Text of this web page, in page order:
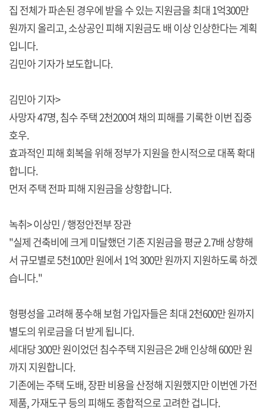
집 전체가 파손된 경우에 받을 수 있는 지원금을 최대 1억300만
원까지 올리고, 소상공인 피해 지원금도 배 이상 인상한다는 계획
입니다.
김민아 기자가 보도합니다.
김민아 기자>
사망자 47명, 침수 주택 2천200여 채의 피해를 기록한 이번 집중
호우.
효과적인 피해 회복을 위해 정부가 지원을 한시적으로 대폭 확대
합니다.
먼저 주택 전파 피해 지원금을 상향합니다.
녹취> 이상민 / 행정안전부 장관
"실제 건축비에 크게 미달했던 기존 지원금을 평균 2.7배 상향해
서 규모별로 5천100만 원에서 1억 300만 원까지 지원하도록 하겠
습니다."
형평성을 고려해 풍수해 보험 가입자들은 최대 2천600만 원까지
별도의 위로금을 더 받게 됩니다.
세대당 300만 원이었던 침수주택 지원금은 2배 인상해 600만 원
까지 지원합니다.
기존에는 주택 도배, 장판 비용을 산정해 지원했지만 이번엔 가전
제품, 가재도구 등의 피해도 종합적으로 고려한 겁니다.